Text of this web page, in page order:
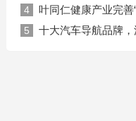
4 叶同仁健康产业完
5 十大汽车导航品牌